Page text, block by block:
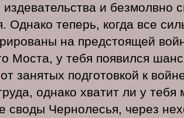
издевательства и безмолвно
Однако теперь, когда все
на предстоящей
Моста, у тебя появился
занятых подготовкой к
однако хватит ли у
своды Чернолесья, через